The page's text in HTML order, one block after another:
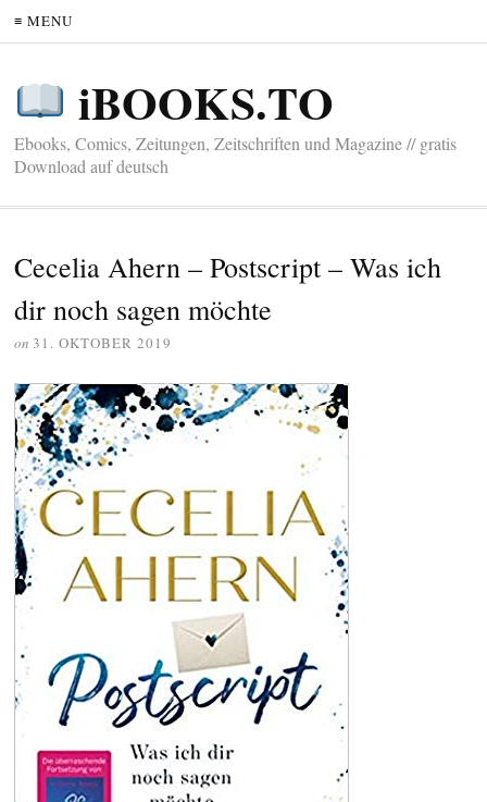
≡ MENU
iBOOKS.TO
Ebooks, Comics, Zeitungen, Zeitschriften und Magazine // gratis
Download auf deutsch
Cecelia Ahern – Postscript – Was ich
dir noch sagen möchte
on 31. OKTOBER 2019